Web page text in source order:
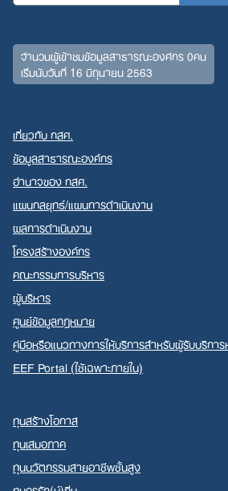
Search
for:
จำนวนผู้เข้าชมข้อมูลสาธารณะองค์กร 0คน
เริ่มนับวันที่ 16 มิถุนายน 2563
เกี่ยวกับ กสศ.
ข้อมูลสาธารณะองค์กร
อำนาจของ กสศ.
แผนกลยุทธ์/แผนการดำเนินงาน
ผลการดำเนินงาน
โครงสร้างองค์กร
คณะกรรมการบริหาร
ผู้บริหาร
ศูนย์ข้อมูลกฎหมาย
คู่มือหรือแนวทางการให้บริการสำหรับผู้รับบริก
EEF Portal (ใช้เฉพาะภายใน)
ทุนสร้างโอกาส
ทุนเสมอภาค
ทุนนวัตกรรมสายอาชีพชั้นสูง